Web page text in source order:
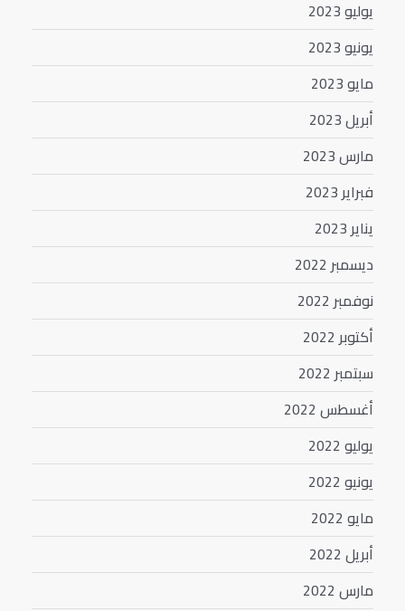
يوليو 2023
يونيو 2023
مايو 2023
أبريل 2023
مارس 2023
فبراير 2023
يناير 2023
ديسمبر 2022
نوفمبر 2022
أكتوبر 2022
سبتمبر 2022
أغسطس 2022
يوليو 2022
يونيو 2022
مايو 2022
أبريل 2022
مارس 2022